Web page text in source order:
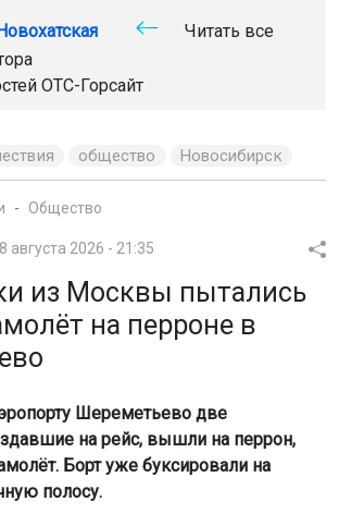
Читать все
ОТС-Горсайт
общество Новосибирск
Общество
8 августа 2026 - 21:35
из Москвы пытались
на перроне в
Шереметьево две
на рейс, вышли на перрон,
Борт уже буксировали на
полосу.